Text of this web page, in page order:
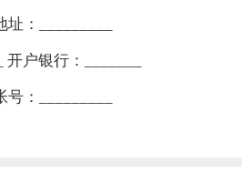
：_________
户银行：_______
：_________